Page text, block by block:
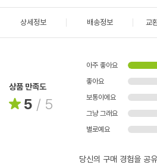
상세정보 배송정보 교
상품 만족도
5 / 5
아주 좋아요
좋아요
보통이에요
그냥 그래요
별로예요
당신의 구매 경험을 공